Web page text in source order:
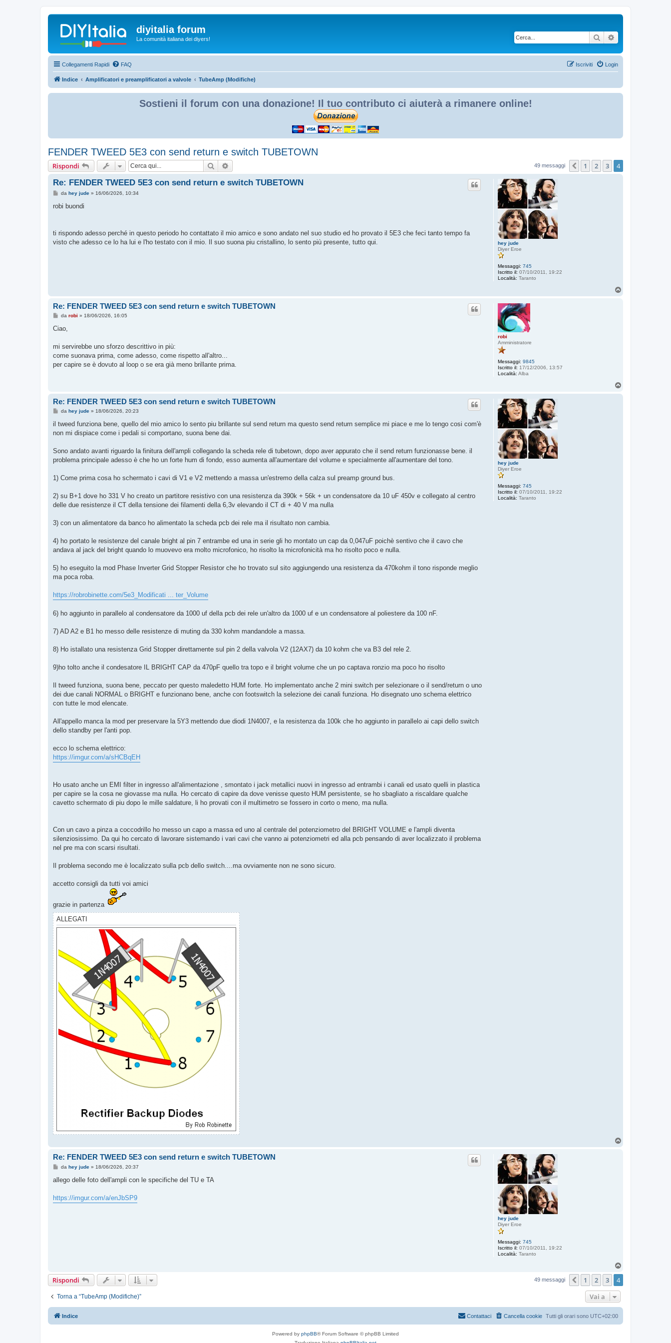
diyitalia forum
La comunità italiana dei diyers! Cerca
Collegamenti Rapidi FAQ Login
Iscriviti
Indice Amplificatori e preamplificatori a valvole TubeAmp (Modifiche)
Sostieni il forum con una donazione! Il tuo contributo ci aiuterà a rimanere online!
FENDER TWEED 5E3 con send return e switch TUBETOWN
Rispondi Cerca 49 messaggi Precedente
1 2 3 4
hey jude
Diyer Eroe
Messaggi: 745
Iscritto il: 07/10/2011, 19:22
Località: Taranto
Re: FENDER TWEED 5E3 con send return e switch TUBETOWN
M
s
i
o
da hey jude» 16/06/2026, 10:34
robi buondi
ti rispondo adesso perché in questo periodo ho contattato il mio amico e sono andato nel suo studio ed ho provato il 5E3 che feci tanto tempo fa
visto che adesso ce lo ha lui e l'ho testato con il mio. Il suo suona piu cristallino, lo sento più presente, tutto qui.
robi
Amministratore
Messaggi: 9845
Iscritto il: 17/12/2006, 13:57
Località: Alba
Re: FENDER TWEED 5E3 con send return e switch TUBETOWN
M
s
g
i
o
da robi » 18/06/2026, 16:05
Ciao,
mi servirebbe uno sforzo descrittivo in più:
come suonava prima, come adesso, come rispetto all'altro...
per capire se è dovuto al loop o se era già meno brillante prima.
hey jude
Diyer Eroe
Messaggi: 745
Iscritto il: 07/10/2011, 19:22
Località: Taranto
Re: FENDER TWEED 5E3 con send return e switch TUBETOWN
M
s
a
i
o
da hey jude» 18/06/2026, 20:23
il tweed funziona bene, quello del mio amico lo sento piu brillante sul send return ma questo send return semplice mi piace e me lo tengo cosi com'è
non mi dispiace come i pedali si comportano, suona bene dai.
Sono andato avanti riguardo la finitura dell'ampli collegando la scheda rele di tubetown, dopo aver appurato che il send return funzionasse bene. il
problema principale adesso è che ho un forte hum di fondo, esso aumenta all'aumentare del volume e specialmente all'aumentare del tono.
1) Come prima cosa ho schermato i cavi di V1 e V2 mettendo a massa un'estremo della calza sul preamp ground bus.
2) su B+1 dove ho 331 V ho creato un partitore resistivo con una resistenza da 390k + 56k + un condensatore da 10 uF 450v e collegato al centro
delle due resistenze il CT della tensione dei filamenti della 6,3v elevando il CT di + 40 V ma nulla
3) con un alimentatore da banco ho alimentato la scheda pcb dei rele ma il risultato non cambia.
4) ho portato le resistenze del canale bright al pin 7 entrambe ed una in serie gli ho montato un cap da 0,047uF poichè sentivo che il cavo che
andava al jack del bright quando lo muovevo era molto microfonico, ho risolto la microfonicità ma ho risolto poco e nulla.
5) ho eseguito la mod Phase Inverter Grid Stopper Resistor che ho trovato sul sito aggiungendo una resistenza da 470kohm il tono risponde meglio
ma poca roba.
https://robrobinette.com/5e3_Modificati ... ter_Volume
6) ho aggiunto in parallelo al condensatore da 1000 uf della pcb dei rele un'altro da 1000 uf e un condensatore al poliestere da 100 nF.
7) AD A2 e B1 ho messo delle resistenze di muting da 330 kohm mandandole a massa.
8) Ho istallato una resistenza Grid Stopper direttamente sul pin 2 della valvola V2 (12AX7) da 10 kohm che va B3 del rele 2.
9)ho tolto anche il condesatore IL BRIGHT CAP da 470pF quello tra topo e il bright volume che un po captava ronzio ma poco ho risolto
Il tweed funziona, suona bene, peccato per questo maledetto HUM forte. Ho implementato anche 2 mini switch per selezionare o il send/return o uno
dei due canali NORMAL o BRIGHT e funzionano bene, anche con footswitch la selezione dei canali funziona. Ho disegnato uno schema elettrico
con tutte le mod elencate.
All'appello manca la mod per preservare la 5Y3 mettendo due diodi 1N4007, e la resistenza da 100k che ho aggiunto in parallelo ai capi dello switch
dello standby per l'anti pop.
ecco lo schema elettrico:
https://imgur.com/a/sHCBqEH
Ho usato anche un EMI filter in ingresso all'alimentazione , smontato i jack metallici nuovi in ingresso ad entrambi i canali ed usato quelli in plastica
per capire se la cosa ne giovasse ma nulla. Ho cercato di capire da dove venisse questo HUM persistente, se ho sbagliato a riscaldare qualche
cavetto schermato di piu dopo le mille saldature, li ho provati con il multimetro se fossero in corto o meno, ma nulla.
Con un cavo a pinza a coccodrillo ho messo un capo a massa ed uno al centrale del potenziometro del BRIGHT VOLUME e l'ampli diventa
silenziosissimo. Da qui ho cercato di lavorare sistemando i vari cavi che vanno ai potenziometri ed alla pcb pensando di aver localizzato il problema
nel pre ma con scarsi risultati.
Il problema secondo me è localizzato sulla pcb dello switch....ma ovviamente non ne sono sicuro.
accetto consigli da tutti voi amici
grazie in partenza
ALLEGATI
hey jude
Diyer Eroe
Messaggi: 745
Iscritto il: 07/10/2011, 19:22
Località: Taranto
Re: FENDER TWEED 5E3 con send return e switch TUBETOWN
M
s
g
g
da hey jude» 18/06/2026, 20:37
allego delle foto dell'ampli con le specifiche del TU e TA
https://imgur.com/a/enJbSP9
Rispondi 49 messaggi Precedente
1 2 3 4
Torna a “TubeAmp (Modifiche)” Vai a
Indice Tutti gli orari sono UTC+02:00
Cancella cookie
Contattaci
Powered by phpBB® Forum Software © phpBB Limited